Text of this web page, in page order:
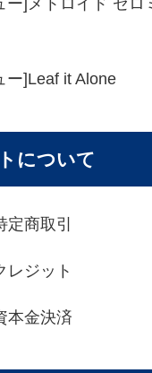
ー]メトロイド ゼロ
ー]Leaf it Alone
について
商取引
レジット
本金決済